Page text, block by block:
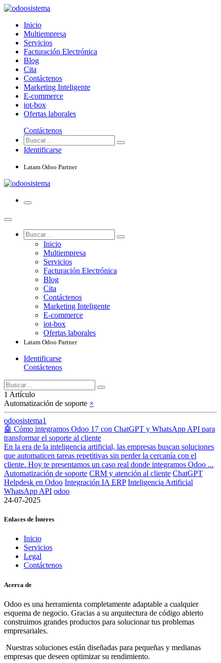
Inicio
Multiempresa
Servicios
Facturación Electrónica
Blog
Cita
Contáctenos
Marketing Inteligente
E-commerce
iot-box
Ofertas laborales
Contáctenos
Identificarse
Latam Odoo Partner
Inicio
Multiempresa
Servicios
Facturación Electrónica
Blog
Cita
Contáctenos
Marketing Inteligente
E-commerce
iot-box
Ofertas laborales
Latam Odoo Partner
Identificarse
Contáctenos
1 Artículo
Automatización de soporte ×
odoosistema1
🤖 Cómo integramos Odoo 17 con ChatGPT y WhatsApp API para
transformar el soporte al cliente
En la era de la inteligencia artificial, las empresas buscan soluciones
que automaticen tareas repetitivas sin perder la cercanía con el
cliente. Hoy te presentamos un caso real donde integramos Odoo ...
Automatización de soporte CRM y atención al cliente ChatGPT
Helpdesk en Odoo Integración IA ERP Inteligencia Artificial
WhatsApp API odoo
24-07-2025
Enlaces de Ínteres
Inicio
Servicios
Legal
Contáctenos
Acerca de
Odoo es una herramienta completamente adaptable a cualquier
esquema de negocio. Gracias a su arquitectura de código abierto
construimos grandes productos para solucionar tus problemas
empresariales.
Nuestras soluciones están diseñadas para pequeñas y medianas
empresas que deseen optimizar su rendimiento.